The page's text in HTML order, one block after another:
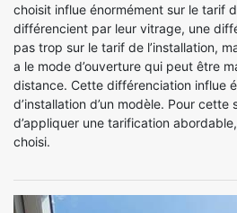
choisit influe énormément sur le tarif
différencient par leur vitrage, une
pas trop sur le tarif de l’installation,
a le mode d’ouverture qui peut être
distance. Cette différenciation influe
d’installation d’un modèle. Pour cette
d’appliquer une tarification
choisi.